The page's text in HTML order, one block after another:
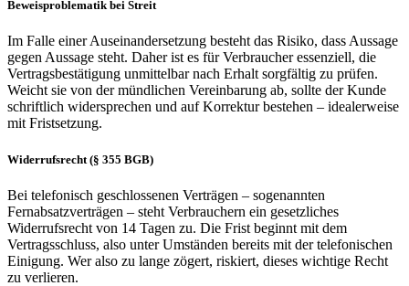
Beweisproblematik bei Streit
Im Falle einer Auseinandersetzung besteht das Risiko, dass Aussage
gegen Aussage steht. Daher ist es für Verbraucher essenziell, die
Vertragsbestätigung unmittelbar nach Erhalt sorgfältig zu prüfen.
Weicht sie von der mündlichen Vereinbarung ab, sollte der Kunde
schriftlich widersprechen und auf Korrektur bestehen – idealerweise
mit Fristsetzung.
Widerrufsrecht (§ 355 BGB)
Bei telefonisch geschlossenen Verträgen – sogenannten
Fernabsatzverträgen – steht Verbrauchern ein gesetzliches
Widerrufsrecht von 14 Tagen zu. Die Frist beginnt mit dem
Vertragsschluss, also unter Umständen bereits mit der telefonischen
Einigung. Wer also zu lange zögert, riskiert, dieses wichtige Recht
zu verlieren.